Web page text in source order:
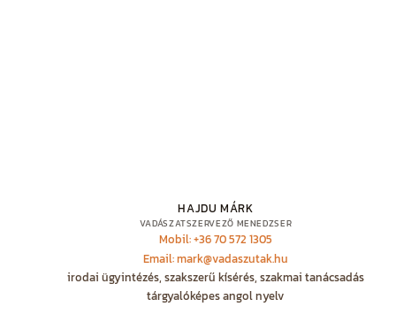
HAJDU MÁRK
VADÁSZATSZERVEZŐ MENEDZSER
Mobil: +36 70 572 1305
Email: mark@vadaszutak.hu
irodai ügyintézés, szakszerű kísérés, szakmai tanácsadás
tárgyalóképes angol nyelv